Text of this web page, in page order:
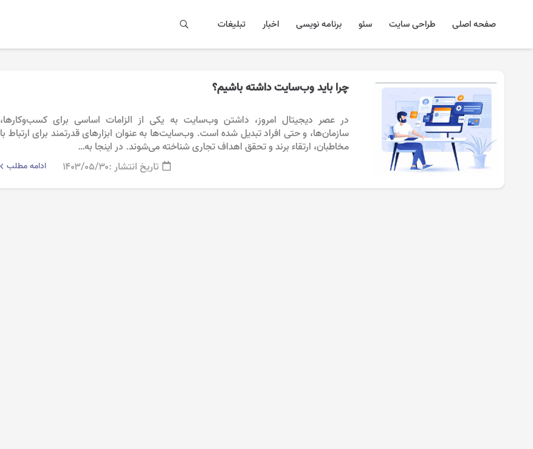
صفحه اصلی طراحی سایت سئو برنامه نویسی اخبار تبلیغات
چرا باید وب‌سایت داشته باشیم؟
در عصر دیجیتال امروز، داشتن وب‌سایت به یکی از الزامات اساسی برای کسب‌وکارها،
سازمان‌ها، و حتی افراد تبدیل شده است. وب‌سایت‌ها به عنوان ابزارهای قدرتمند برای ارتباط با
مخاطبان، ارتقاء برند و تحقق اهداف تجاری شناخته می‌شوند. در اینجا به…
تاریخ انتشار :۱۴۰۳/۰۵/۳۰ ادامه مطلب